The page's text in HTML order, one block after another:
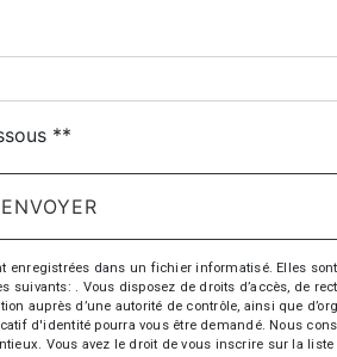
**
ENVOYER
dans un fichier informatisé. Elles
. Vous disposez de droits d’accès, de
auprès d’une autorité de contrôle, ainsi que
d'identité pourra vous être demandé. Nous
Vous avez le droit de vous inscrire sur la